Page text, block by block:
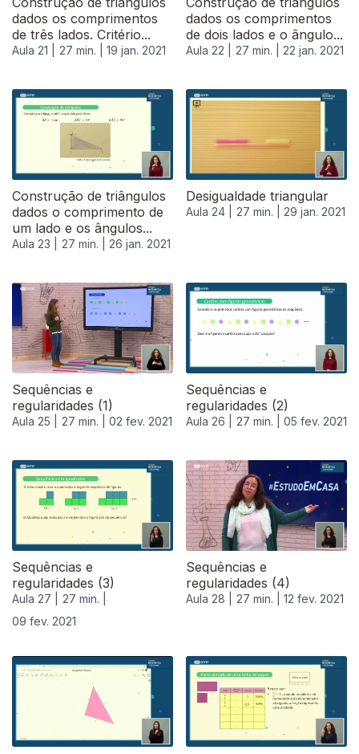
dados os comprimentos
de três lados. Critério...
Aula 21 | 27 min. | 19 jan. 2021
dados os comprimentos
de dois lados e o ângulo...
Aula 22 | 27 min. | 22 jan. 2021
Construção de triângulos
dados o comprimento de
um lado e os ângulos...
Aula 23 | 27 min. | 26 jan. 2021
Desigualdade triangular
Aula 24 | 27 min. | 29 jan. 2021
520896
Sequências e
regularidades (1)
Aula 25 | 27 min. | 02 fev. 2021
Sequências e
regularidades (2)
Aula 26 | 27 min. | 05 fev. 2021
Sequências e
regularidades (3)
Aula 27 |
27 min. |
09 fev. 2021
Sequências e
regularidades (4)
Aula 28 | 27 min. | 12 fev. 2021